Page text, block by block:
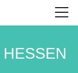
HESSEN